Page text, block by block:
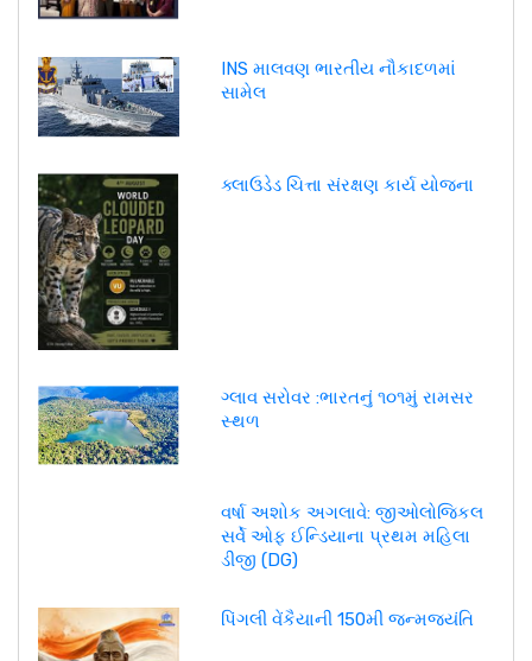
INS માલવણ ભારતીય નૌકાદળમાં
સામેલ
ક્લાઉડેડ ચિત્તા સંરક્ષણ કાર્ય યોજના
ગ્લાવ સરોવર :ભારતનું ૧૦૧મું રામસર
સ્થળ
વર્ષા અશોક અગલાવે: જીઓલોજિકલ
સર્વે ઓફ ઈન્ડિયાના પ્રથમ મહિલા
ડીજી (DG)
પિંગલી વેંકૈયાની 150મી જન્મજયંતિ